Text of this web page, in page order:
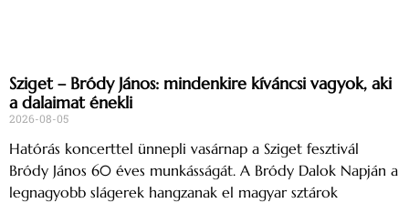
Sziget – Bródy János: mindenkire kíváncsi vagyok, aki
a dalaimat énekli
2026-08-05
Hatórás koncerttel ünnepli vasárnap a Sziget fesztivál
Bródy János 60 éves munkásságát. A Bródy Dalok Napján a
legnagyobb slágerek hangzanak el magyar sztárok